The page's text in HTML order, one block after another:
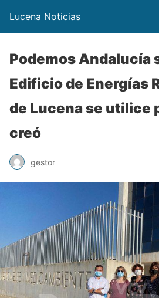
Lucena Noticias
Podemos Andalucía
Edificio de Energías
de Lucena se utilice
creó
gestor